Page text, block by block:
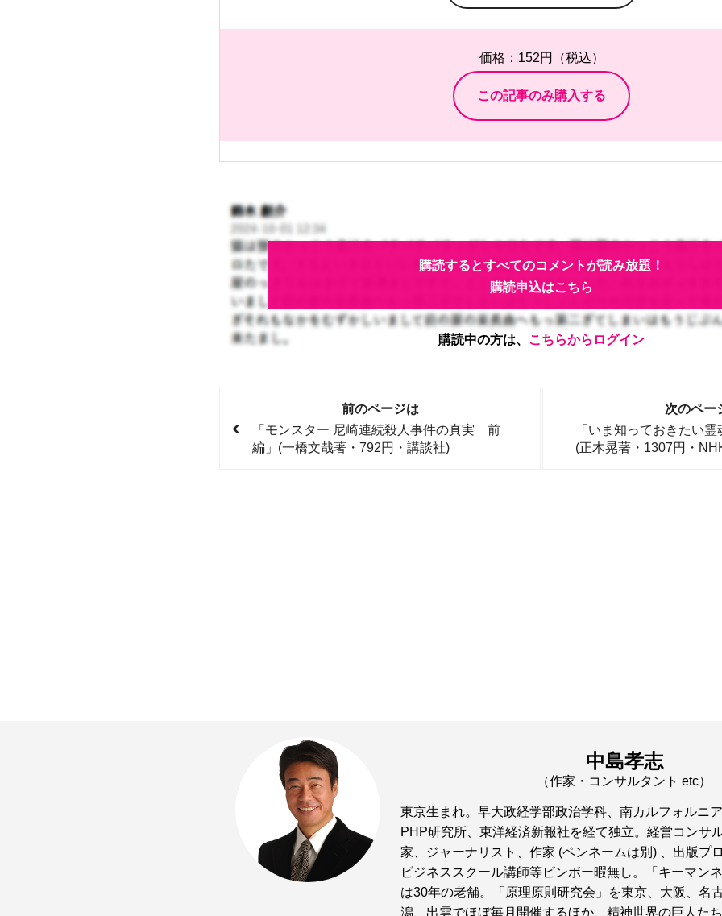
価格：152円（税込）
購読するとすべてのコメントが読み放題！
購読申込はこちら
購読中の方は、 こちらからログイン
前のページは
「モンスター 尼崎連続殺人事件の真実 前
編」(一橋文哉著・792円・講談社)
次のペー
「いま知っておきたい
(正木晃著・1307円・
中島孝志
（作家・コンサルタント etc）
東京生まれ。早大政経学部政治学科、南カルフォルニ
PHP研究所、東洋経済新報社を経て独立。経営コンサ
家、ジャーナリスト、作家 (ペンネームは別) 、出版プ
ビジネススクール講師等ビンボー暇無し。「キーマン
は30年の老舗。「原理原則研究会」を東京、大阪、名
潟、出雲でほぼ毎月開催するほか、精神世界の巨人た